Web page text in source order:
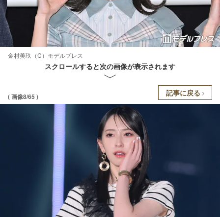
金村美玖（C）モデルプレス
スクロールすると次の画像が表示されます
( 画像8/65 ) 記事に戻る